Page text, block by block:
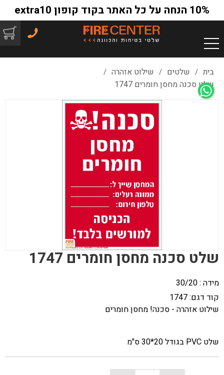
10% הנחה על כל האתר בקוד קופון extra10
בית / שלטים / שילוט אזהרה /
שלט סכנה מחסן חומרים 1747
שלט סכנה מחסן חומרים 1747
מידה : 30/20
קוד דגם:1747
שילוט אזהרה - סכנה! מחסן חומרים
שלט PVC בגודל 20*30 ס"מ